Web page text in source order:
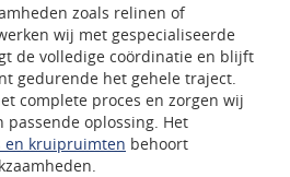
zoals relinen of
wij met gespecialiseerde
de volledige coördinatie en blijft
gedurende het gehele traject.
complete proces en zorgen wij
oplossing. Het
en kruipruimten behoort